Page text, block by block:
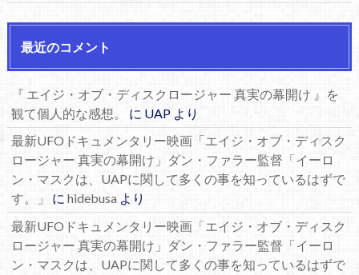
最近のコメント
『 エイジ・オブ・ディスクロージャー 真実の幕開け 』を
観て個人的な感想。
に UAPより
最新UFOドキュメンタリー映画「エイジ・オブ・ディスク
ロージャー 真実の幕開け」ダン・ファラー監督「イーロ
ン・マスクは、UAPに関して多くの事を知っているはずで
す。」
に hidebusaより
最新UFOドキュメンタリー映画「エイジ・オブ・ディスク
ロージャー 真実の幕開け」ダン・ファラー監督「イーロ
ン・マスクは、UAPに関して多くの事を知っているはずで